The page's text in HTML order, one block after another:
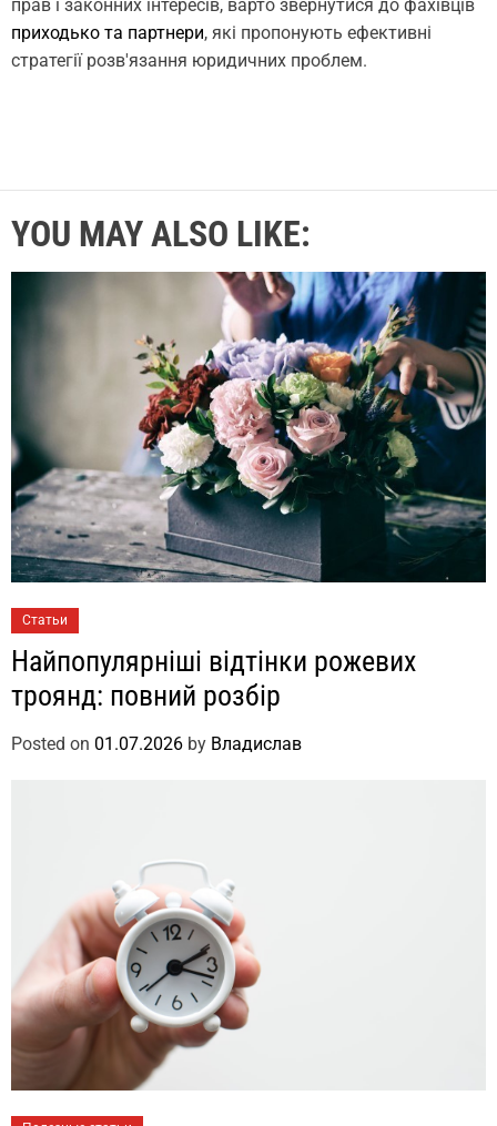
прав і законних інтересів, варто звернутися до фахівців
приходько та партнери, які пропонують ефективні
стратегії розв'язання юридичних проблем.
YOU MAY ALSO LIKE:
Статьи
Найпопулярніші відтінки рожевих
троянд: повний розбір
Posted on 01.07.2026 by Владислав